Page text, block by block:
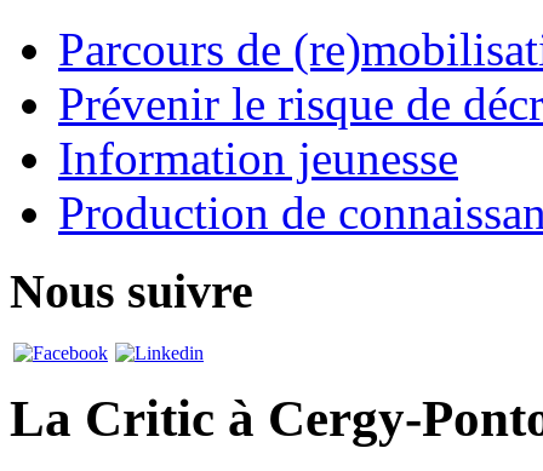
Parcours de
Prévenir le risque de
Information jeunesse
Production de
Nous suivre
La Critic à Cergy-